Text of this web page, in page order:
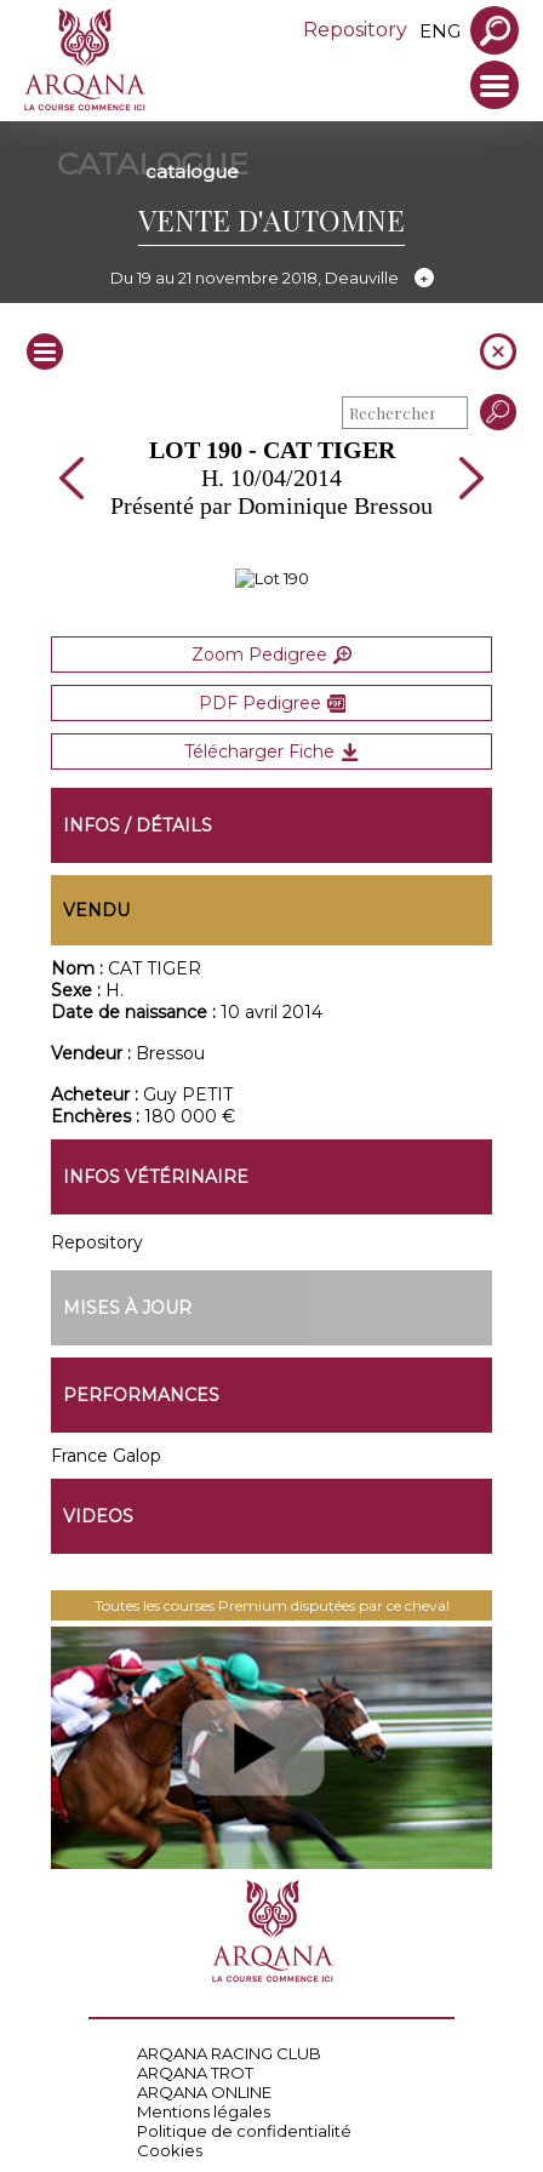
Repository ENG
CATALOGUE
catalogue
VENTE D'AUTOMNE
Du 19 au 21 novembre 2018, Deauville
LOT 190 - CAT TIGER
H. 10/04/2014
Présenté par Dominique Bressou
Zoom Pedigree
PDF Pedigree
Télécharger Fiche
INFOS / DÉTAILS
VENDU
Nom : CAT TIGER
Sexe : H.
Date de naissance :10 avril 2014
Vendeur : Bressou
Acheteur : Guy PETIT
Enchères :180 000 €
INFOS VÉTÉRINAIRE
Repository
MISES À JOUR
PERFORMANCES
France Galop
VIDEOS
Toutes les courses Premium disputées par ce cheval
ARQANA RACING CLUB
ARQANA TROT
ARQANA ONLINE
Mentions légales
Politique de confidentialité
Cookies